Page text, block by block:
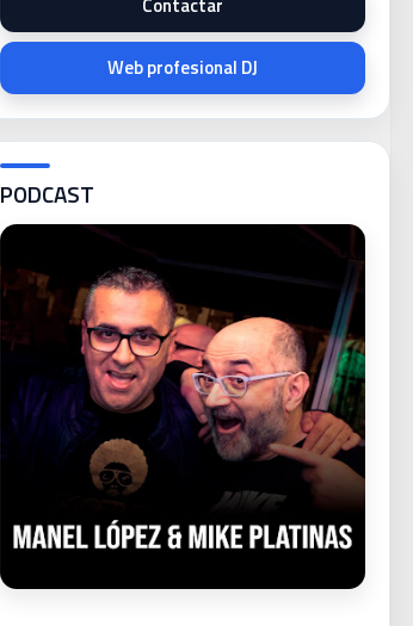
Contactar
Web profesional DJ
PODCAST